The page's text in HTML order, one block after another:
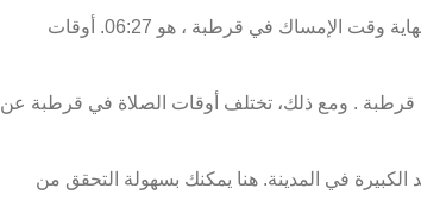
موعد غروب الشمس في قرطبة ، المعروف أيضًا بوقت الإفطار، هو 18:46، ووقت الفجر، الذي يمثل نهاية وقت الإمساك في قرطبة ، هو 06:27. أوقات
. ومع ذلك، تختلف أوقات الصلاة في قرطبة عن
في المدينة. هنا يمكنك بسهولة التحقق من